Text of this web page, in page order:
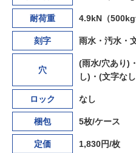
耐荷重 4.9kN（500kgf
刻字 雨水・汚水・
穴
(雨水/穴あり)
し)・(文字な
ロック なし
梱包 5枚/ケース
定価 1,830円/枚